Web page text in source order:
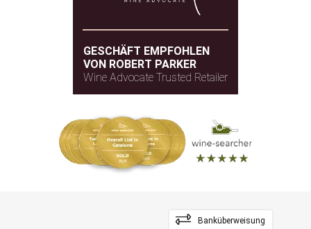
GESCHÄFT EMPFOHLEN
VON ROBERT PARKER
Wine Advocate Trusted Retailer
Banküberweisung